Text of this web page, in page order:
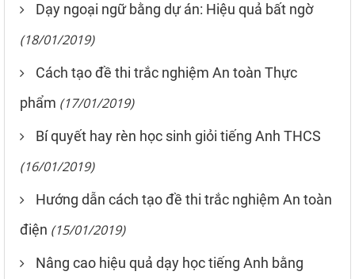
Dạy ngoại ngữ bằng dự án: Hiệu quả bất ngờ
(18/01/2019)
Cách tạo đề thi trắc nghiệm An toàn Thực
phẩm (17/01/2019)
Bí quyết hay rèn học sinh giỏi tiếng Anh THCS
(16/01/2019)
Hướng dẫn cách tạo đề thi trắc nghiệm An toàn
điện (15/01/2019)
Nâng cao hiệu quả dạy học tiếng Anh bằng